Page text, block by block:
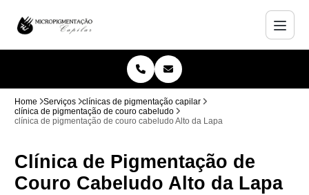
Home Serviços
clínicas de pigmentação capilar
clínica de pigmentação de couro cabeludo
clínica de pigmentação de couro cabeludo Alto da Lapa
Clínica de Pigmentação de
Couro Cabeludo Alto da Lapa